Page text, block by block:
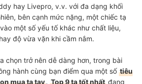
hay Livepro, v.v. với đa dạng khối
bên cạnh mức nặng, một chiếc tạ
một số yếu tố khác như chất liệu,
độ vừa vặn khi cầm nắm.
chọn trở nên dễ dàng hơn, trong bài
hành cùng bạn điểm qua một số tiêu
mua tạ tay. Top 9 tạ tốt nhất đang